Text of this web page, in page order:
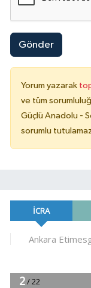
Gönder
Yorum yazarak
ve tüm
Güçlü Anadolu -
sorumlu